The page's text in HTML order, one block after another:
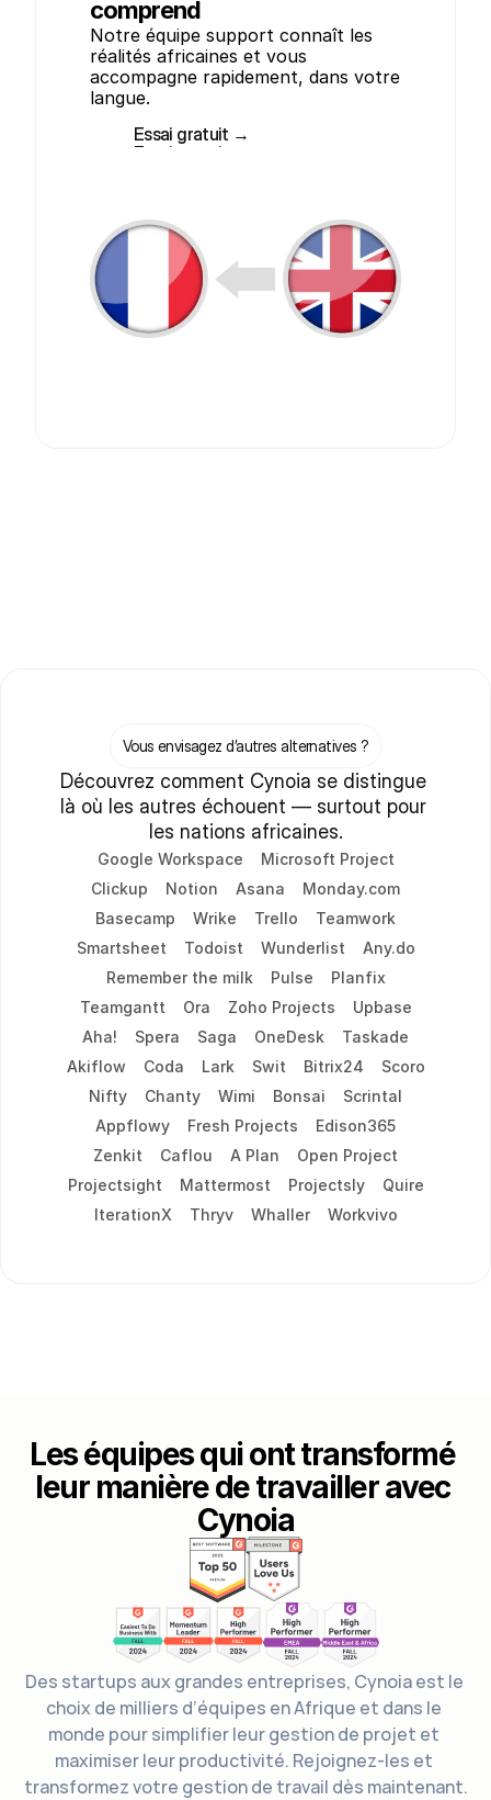
comprend
Notre équipe support connaît les
réalités africaines et vous
accompagne rapidement, dans votre
langue.
Essai gratuit →
Essai gratuit →
Vous envisagez d’autres alternatives ?
Découvrez comment Cynoia se distingue
là où les autres échouent — surtout pour
les nations africaines.
Google Workspace
Microsoft Project
Clickup
Notion Asana
Monday.com
Basecamp
Wrike Trello
Teamwork
Smartsheet
Todoist Wunderlist
Any.do
Remember the milk
Pulse
Planfix
Teamgantt
Ora Zoho Projects
Upbase
Aha!
Spera Saga OneDesk
Taskade
Akiflow
Coda Lark Swit Bitrix24
Scoro
Nifty
Chanty Wimi Bonsai
Scrintal
Appflowy
Fresh Projects
Edison365
Zenkit
Caflou A Plan
Open Project
Projectsight
Mattermost Projectsly
Quire
IterationX
Thryv Whaller Workvivo
Les équipes qui ont transformé
leur manière de travailler avec
Cynoia
Des startups aux grandes entreprises, Cynoia est le
choix de milliers d’équipes en Afrique et dans le
monde pour simplifier leur gestion de projet et
maximiser leur productivité. Rejoignez-les et
transformez votre gestion de travail dès maintenant.